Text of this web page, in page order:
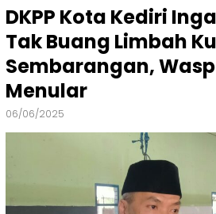
DKPP Kota Kediri
Tak Buang Limbah
Sembarangan,
Menular
06/06/2025